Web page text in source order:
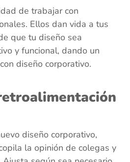
de trabajar con
Ellos dan vida a tus
que tu diseño sea
y funcional, dando un
diseño corporativo.
diseño corporativo,
la opinión de colegas y